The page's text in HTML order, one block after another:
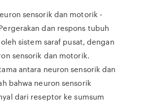
sensorik dan motorik -
dan respons tubuh
sistem saraf pusat, dengan
sensorik dan motorik.
antara neuron sensorik dan
bahwa neuron sensorik
dari reseptor ke sumsum